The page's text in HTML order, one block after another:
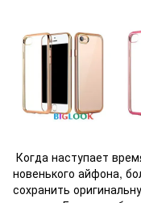
Когда наступает
новенького айфона,
сохранить